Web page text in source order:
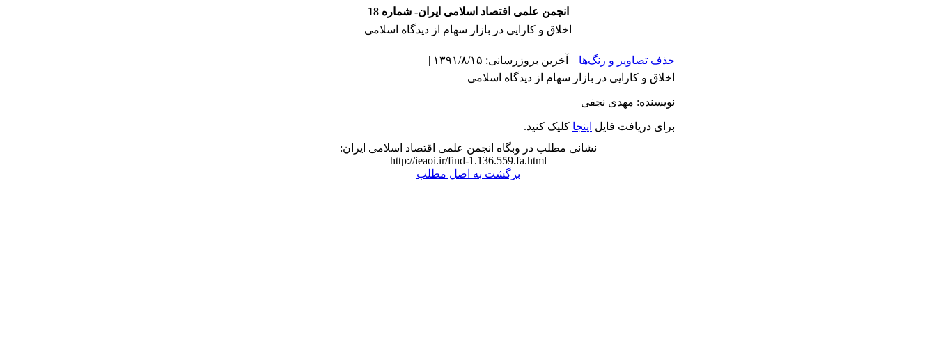
انجمن علمی اقتصاد اسلامی ایران- شماره 18
اخلاق و کارایی در بازار سهام از دیدگاه اسلامی
حذف تصاویر و رنگ‌ها | آخرین بروزرسانی: ۱۳۹۱/۸/۱۵ |
اخلاق و کارایی در بازار سهام از دیدگاه اسلامی
نویسنده: مهدی نجفی
برای دریافت فایل اینجا کلیک کنید.
نشانی مطلب در وبگاه انجمن علمی اقتصاد اسلامی ایران:
http://ieaoi.ir/find-1.136.559.fa.html
برگشت به اصل مطلب